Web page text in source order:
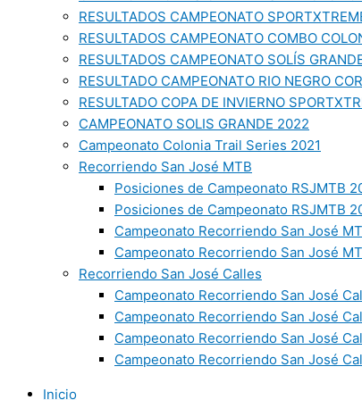
RESULTADOS CAMPEONATO
RESULTADOS CAMPEONATO COMBO
RESULTADOS CAMPEONATO SOLÍS
RESULTADO CAMPEONATO RIO NEGRO
RESULTADO COPA DE INVIERNO
CAMPEONATO SOLIS GRANDE 2022
Campeonato Colonia Trail Series 2021
Recorriendo San José MTB
Posiciones de Campeonato RSJMTB
Posiciones de Campeonato RSJMTB
Campeonato Recorriendo San José
Campeonato Recorriendo San José
Recorriendo San José Calles
Campeonato Recorriendo San José
Campeonato Recorriendo San José
Campeonato Recorriendo San José
Campeonato Recorriendo San José
Inicio